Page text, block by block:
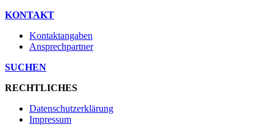
KONTAKT
Kontaktangaben
Ansprechpartner
SUCHEN
RECHTLICHES
Datenschutzerklärung
Impressum